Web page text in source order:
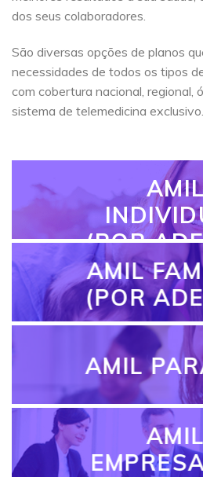
dos seus colaboradores.
São diversas opções de planos
necessidades de todos os tipos
com cobertura nacional, regional,
sistema de telemedicina exclusivo.
(POR
AMIL
(POR
AMIL
AMIL